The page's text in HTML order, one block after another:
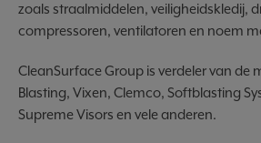
zoals straalmiddelen, veiligheidskledij,
compressoren, ventilatoren en noem
CleanSurface Group is verdeler van de
Blasting, Vixen, Clemco, Softblasting
Supreme Visors en vele anderen.